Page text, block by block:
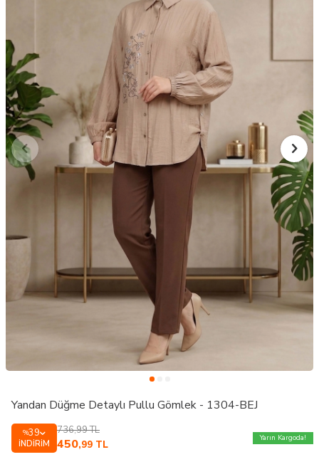
Yandan Düğme Detaylı Pullu Gömlek - 1304-BEJ
%39
İNDIRIM
736,99TL
450,99 TL
Yarın Kargoda!